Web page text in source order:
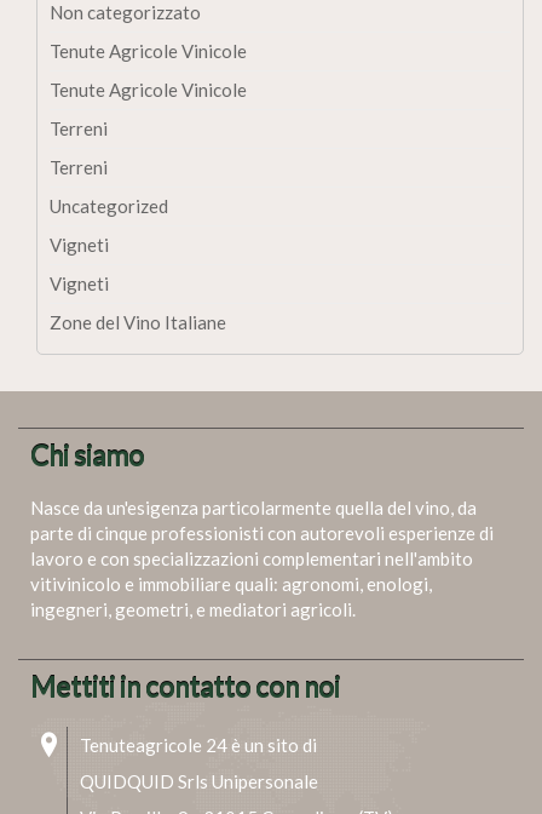
Non categorizzato
Tenute Agricole Vinicole
Tenute Agricole Vinicole
Terreni
Terreni
Uncategorized
Vigneti
Vigneti
Zone del Vino Italiane
Chi siamo
Nasce da un'esigenza particolarmente quella del vino, da
parte di cinque professionisti con autorevoli esperienze di
lavoro e con specializzazioni complementari nell'ambito
vitivinicolo e immobiliare quali: agronomi, enologi,
ingegneri, geometri, e mediatori agricoli.
Mettiti in contatto con noi
Tenuteagricole 24 è un sito di
QUIDQUID Srls Unipersonale